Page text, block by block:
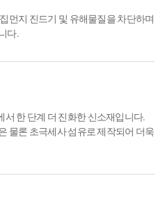
먼지 진드기 및 유해물질을 차단하며
다.
한 단계 더 진화한 신소재입니다.
물론 초극세사 섬유로 제작되어 더욱